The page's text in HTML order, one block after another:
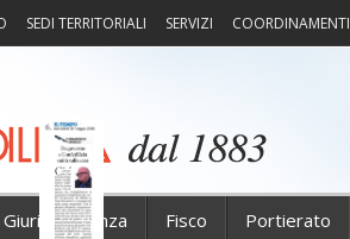
SEDI TERRITORIALI SERVIZI COORDINAMENTI
Giurisprudenza Fisco Portierato